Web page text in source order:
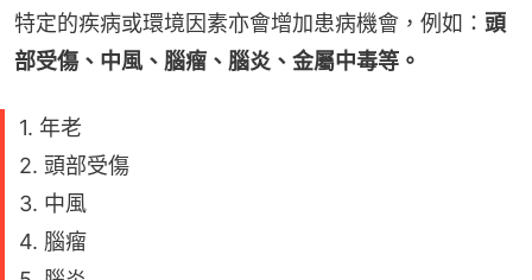
特定的疾病或環境因素亦會增加患病機會，例如： 頭
部受傷、中風、腦瘤、腦炎、金屬中毒等。
1. 年老
2. 頭部受傷
3. 中風
4. 腦瘤